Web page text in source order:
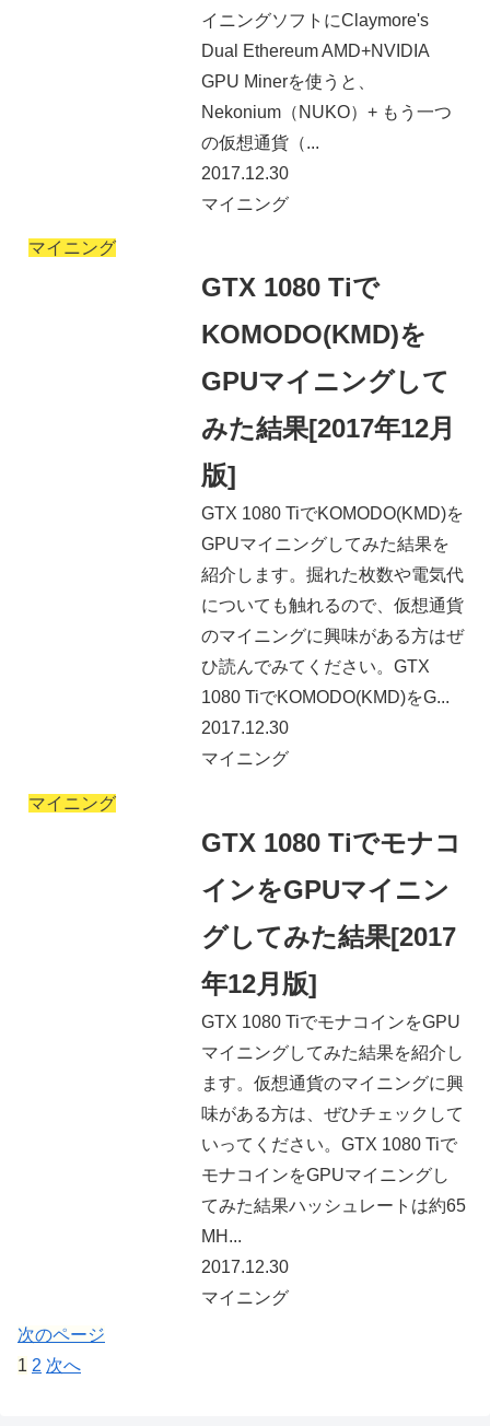
イニングソフトにClaymore's
Dual Ethereum AMD+NVIDIA
GPU Minerを使うと、
Nekonium（NUKO）+ もう一つ
の仮想通貨（...
2017.12.30
マイニング
マイニング
GTX 1080 Tiで
KOMODO(KMD)を
GPUマイニングして
みた結果[2017年12月
版]
GTX 1080 TiでKOMODO(KMD)を
GPUマイニングしてみた結果を
紹介します。掘れた枚数や電気代
についても触れるので、仮想通貨
のマイニングに興味がある方はぜ
ひ読んでみてください。GTX
1080 TiでKOMODO(KMD)をG...
2017.12.30
マイニング
マイニング
GTX 1080 Tiでモナコ
インをGPUマイニン
グしてみた結果[2017
年12月版]
GTX 1080 TiでモナコインをGPU
マイニングしてみた結果を紹介し
ます。仮想通貨のマイニングに興
味がある方は、ぜひチェックして
いってください。GTX 1080 Tiで
モナコインをGPUマイニングし
てみた結果ハッシュレートは約65
MH...
2017.12.30
マイニング
次のページ
1 2 次へ